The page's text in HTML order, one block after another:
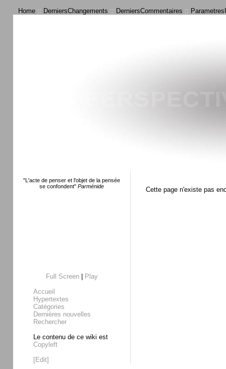
Home :: DerniersChangements :: DerniersCommentaires ::
"L'acte de penser et l'objet de la pensée
se confondent" Parménide
Full Screen|
Play
Accueil
Hypertextes
Catégories
Dernières nouvelles
Rechercher
Le contenu de ce wiki est
Copyleft
[Edit]
Cette page n'existe pas